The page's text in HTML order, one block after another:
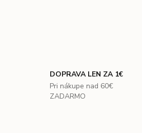
DOPRAVA LEN ZA 1€
Pri nákupe nad 60€
ZADARMO